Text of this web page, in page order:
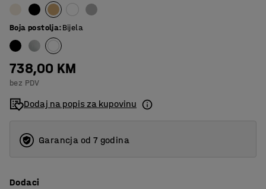
1600
1800
Postolje s 4 noge
T-postolje
Boja postolja:Bijela
738,00 KM
bez PDV
Dodaj na popis za kupovinu
Garancja od 7 godina
Dodaci